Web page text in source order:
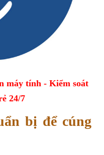
máy tính - Kiểm soát
24/7
bị để cúng